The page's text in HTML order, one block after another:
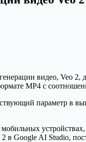
видео, Veo
MP4 с
параметр в
Google AI Studio,